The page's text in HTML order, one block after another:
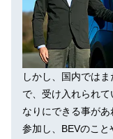
しかし、国内では
で、受け入れられ
なりにできる事が
参加し、BEVのこと